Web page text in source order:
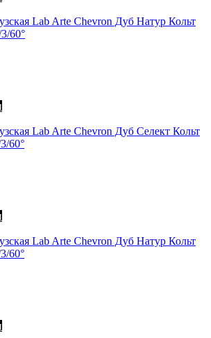
Lab Arte Chevron Дуб Натур Кольт
60°
Lab Arte Chevron Дуб Селект Кольт
60°
Lab Arte Chevron Дуб Натур Кольт
60°